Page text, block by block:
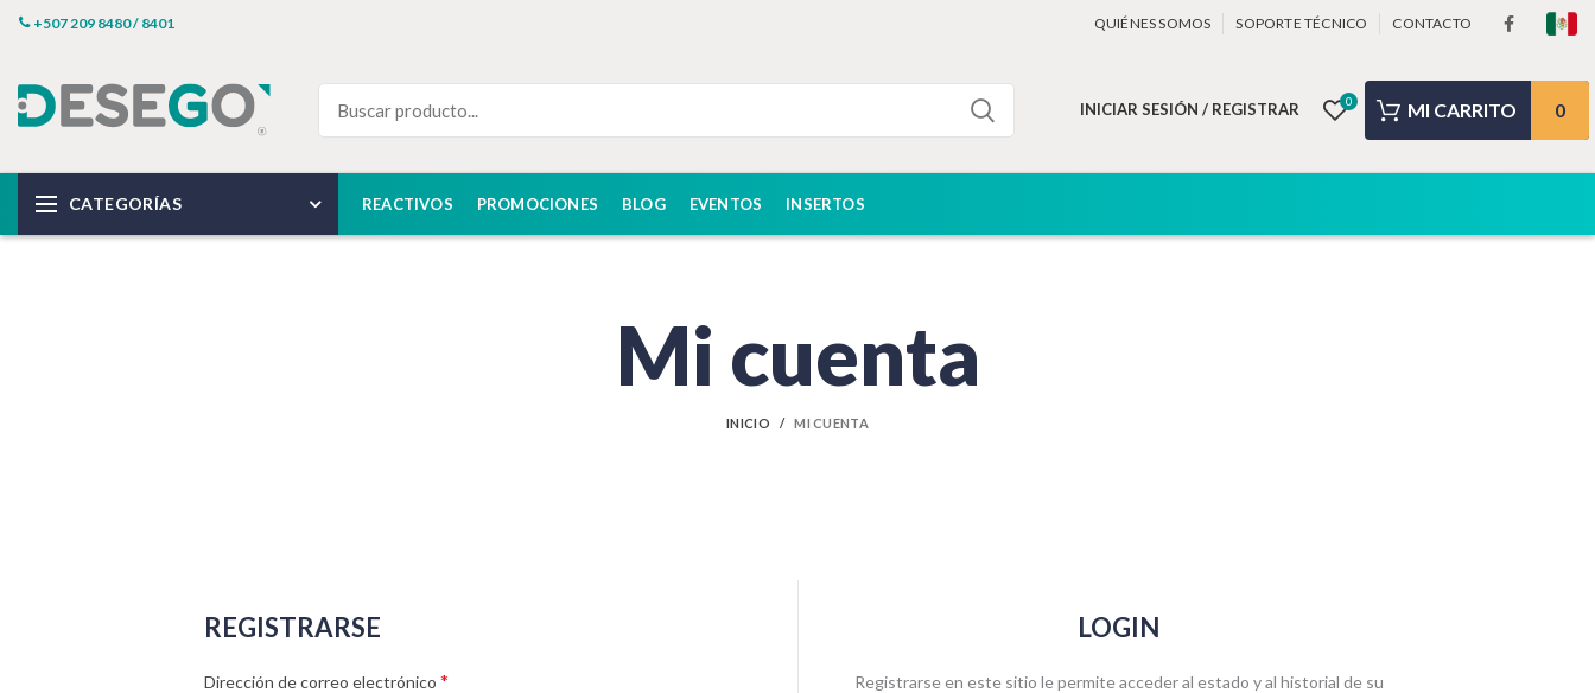
+507 209 8480 / 8401 QUIÉNES SOMOS SOPORTE TÉCNICO CONTACTO
INICIAR SESIÓN / REGISTRAR 0 0
CATEGORÍAS REACTIVOS PROMOCIONES BLOG EVENTOS INSERTOS
Mi cuenta
INICIO MI CUENTA
REGISTRARSE
Dirección de correo electrónico *
LOGIN
Registrarse en este sitio le permite acceder al estado y al historial de su